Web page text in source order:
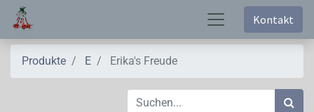
Kontakt
Produkte E Erika's Freude